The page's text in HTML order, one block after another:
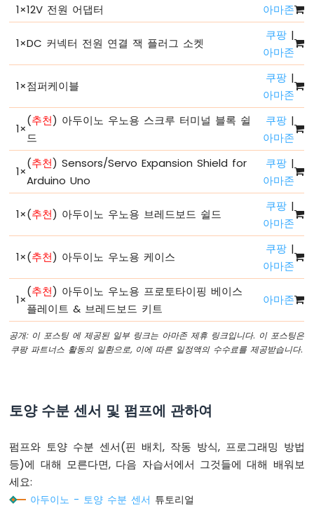
안
녕
상
아
두
이
노
코
드
조
아
두
노
시
리
모
니
터
아
-
얼
플
로
터
1×12V 전원 어댑터 아마존
1×DC 커넥터 전원 연결 잭 플러그 소켓
쿠팡 |
아마존
1×점퍼케이블
쿠팡 |
아마존
1×
(추천) 아두이노 우노용 스크루 터미널 블록 쉴
드
쿠팡 |
아마존
1×
(추천) Sensors/Servo Expansion Shield for
Arduino Uno
쿠팡 |
아마존
1×(추천) 아두이노 우노용 브레드보드 쉴드
쿠팡 |
아마존
1×(추천) 아두이노 우노용 케이스
쿠팡 |
아마존
1×
(추천) 아두이노 우노용 프로토타이핑 베이스
플레이트 & 브레드보드 키트
아마존
공개: 이 포스팅 에 제공된 일부 링크는 아마존 제휴 링크입니다. 이 포스팅은
쿠팡 파트너스 활동의 일환으로, 이에 따른 일정액의 수수료를 제공받습니다.
토양 수분 센서 및 펌프에 관하여
펌프와 토양 수분 센서(핀 배치, 작동 방식, 프로그래밍 방법
등)에 대해 모른다면, 다음 자습서에서 그것들에 대해 배워보
세요:
아두이노 - 토양 수분 센서 튜토리얼